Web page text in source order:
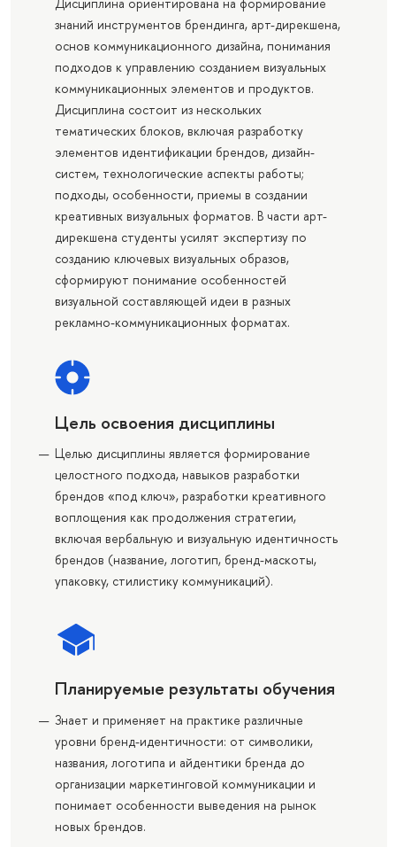
знаний инструментов брендинга, арт-дирекшена,
основ коммуникационного дизайна, понимания
подходов к управлению созданием визуальных
коммуникационных элементов и продуктов.
Дисциплина состоит из нескольких
тематических блоков, включая разработку
элементов идентификации брендов, дизайн-
систем, технологические аспекты работы;
подходы, особенности, приемы в создании
креативных визуальных форматов. В части арт-
дирекшена студенты усилят экспертизу по
созданию ключевых визуальных образов,
сформируют понимание особенностей
визуальной составляющей идеи в разных
рекламно-коммуникационных форматах.
Цель освоения дисциплины
Целью дисциплины является формирование
целостного подхода, навыков разработки
брендов «под ключ», разработки креативного
воплощения как продолжения стратегии,
включая вербальную и визуальную идентичность
брендов (название, логотип, бренд-маскоты,
упаковку, стилистику коммуникаций).
Планируемые результаты обучения
Знает и применяет на практике различные
уровни бренд-идентичности: от символики,
названия, логотипа и айдентики бренда до
организации маркетинговой коммуникации и
понимает особенности выведения на рынок
новых брендов.